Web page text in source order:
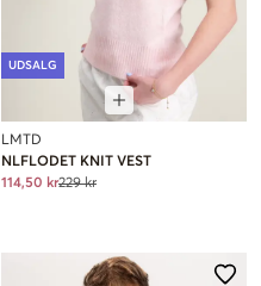
UDSALG
LMTD
NLFLODET KNIT VEST
114,50 kr229 kr